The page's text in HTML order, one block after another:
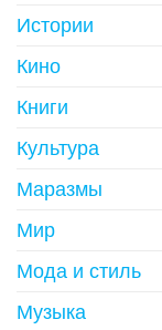
Истории
Кино
Книги
Культура
Маразмы
Мир
Мода и стиль
Музыка